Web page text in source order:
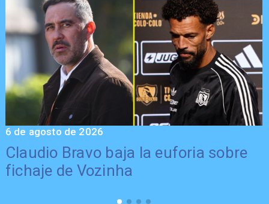
Claudio Bravo baja la euforia sobre
fichaje de Vozinha
6 de agosto de 2026